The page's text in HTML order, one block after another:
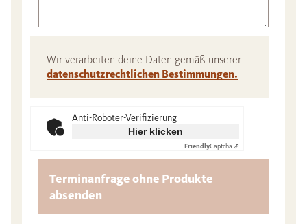
Wir verarbeiten deine Daten gemäß unserer
datenschutzrechtlichen Bestimmungen.
Anti-Roboter-Verifizierung
Hier klicken
FriendlyCaptcha ⇗
Terminanfrage ohne Produkte
absenden